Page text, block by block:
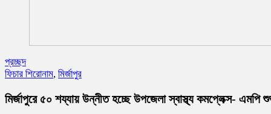
প্রচ্ছদ
ফিচার শিরোনাম, মির্জাপুর
মির্জাপুরে ৫০ শয্যায় উন্নীত হচ্ছে উপজেলা স্বাস্থ্য কমপ্লেক্স- এমপি